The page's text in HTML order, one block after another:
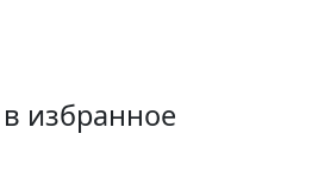
избранное